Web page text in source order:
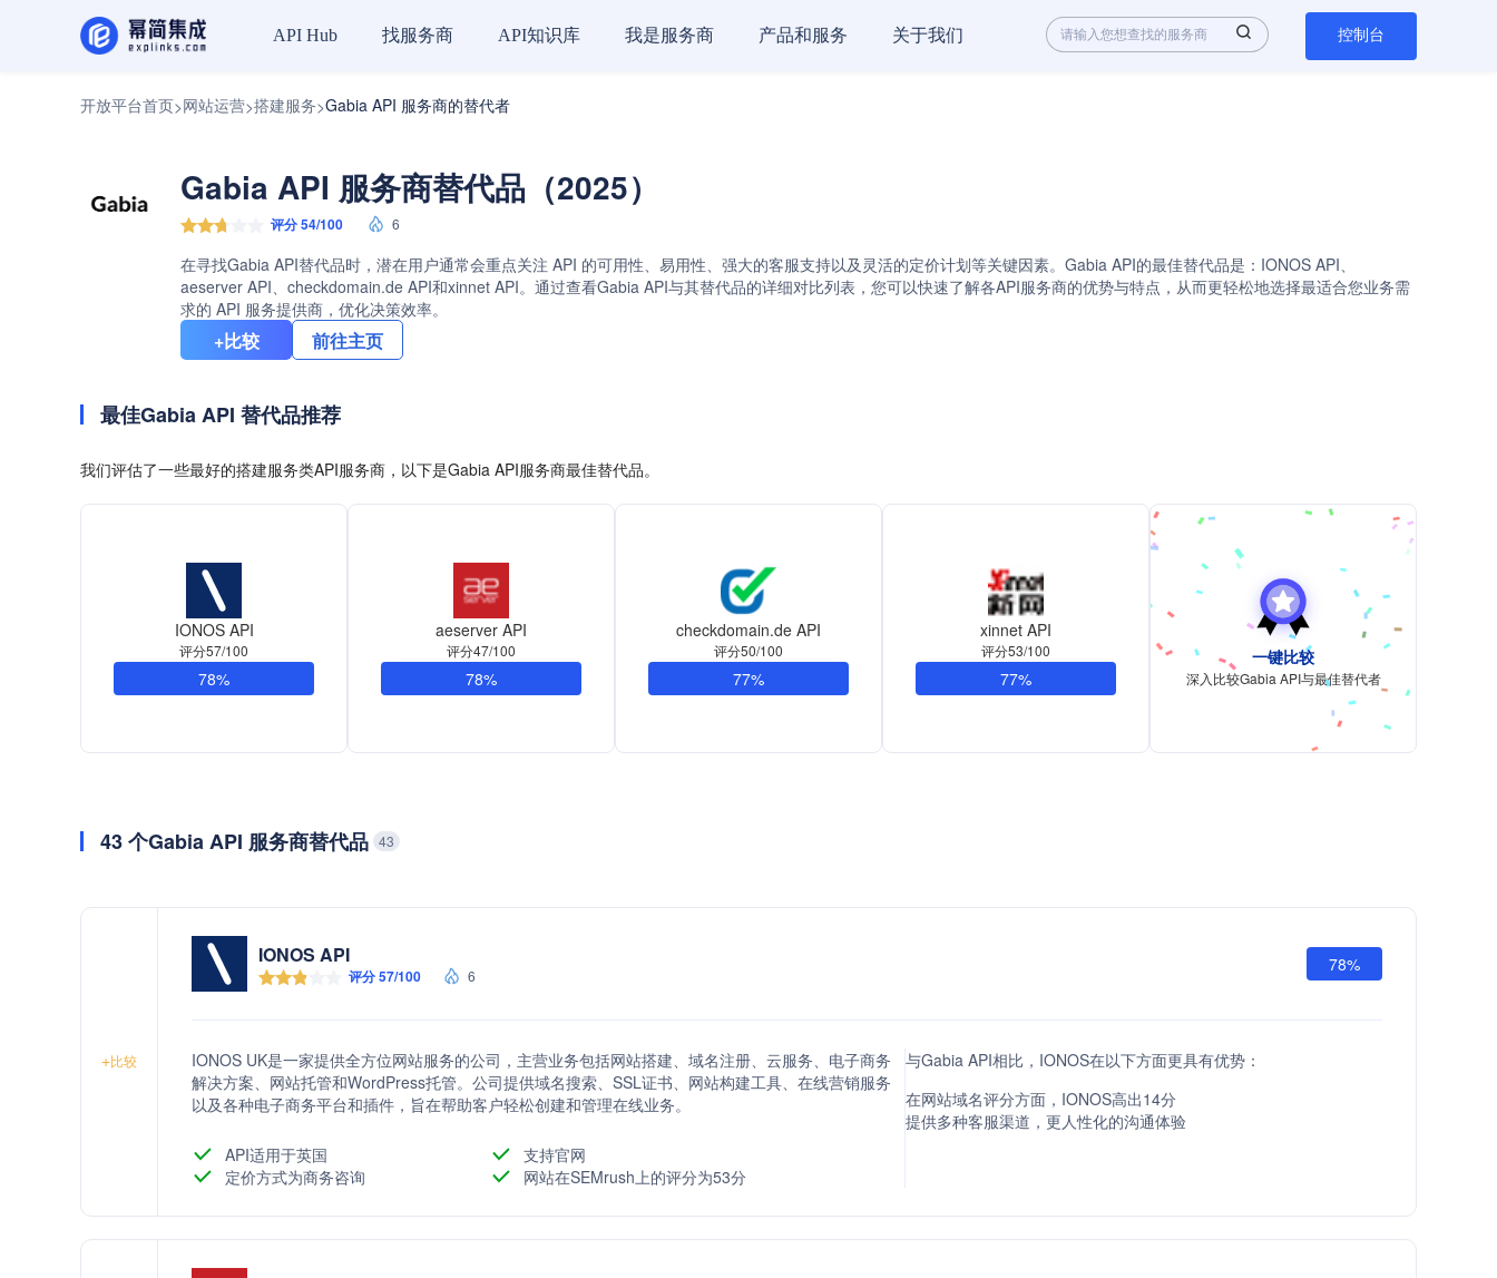
API Hub 找服务商 API知识库 我是服务商 产品和服务 关于我们 控制台
开放平台首页>网站运营>搭建服务>Gabia API 服务商的替代者
Gabia API 服务商替代品（2025）
评分 54/100 6
在寻找Gabia API替代品时，潜在用户通常会重点关注 API 的可用性、易用性、强大的客服支持以及灵活的定价计划等关键因素。Gabia API的最佳替代品是：IONOS API、
aeserver API、checkdomain.de API和xinnet API。通过查看Gabia API与其替代品的详细对比列表，您可以快速了解各API服务商的优势与特点，从而更轻松地选择最适合您业务需
求的 API 服务提供商，优化决策效率。
+比较 前往主页
最佳Gabia API 替代品推荐
我们评估了一些最好的搭建服务类API服务商，以下是Gabia API服务商最佳替代品。
IONOS API
评分57/100
78%
aeserver API
评分47/100
78%
checkdomain.de API
评分50/100
77%
xinnet API
评分53/100
77%
一键比较
深入比较Gabia API与最佳替代者
43 个Gabia API 服务商替代品 43
+比较
IONOS API
评分 57/100 6
78%
IONOS UK是一家提供全方位网站服务的公司，主营业务包括网站搭建、域名注册、云服务、电子商务
解决方案、网站托管和WordPress托管。公司提供域名搜索、SSL证书、网站构建工具、在线营销服务
以及各种电子商务平台和插件，旨在帮助客户轻松创建和管理在线业务。
API适用于英国
支持官网
定价方式为商务咨询
网站在SEMrush上的评分为53分
与Gabia API相比，IONOS在以下方面更具有优势：
在网站域名评分方面，IONOS高出14分
提供多种客服渠道，更人性化的沟通体验